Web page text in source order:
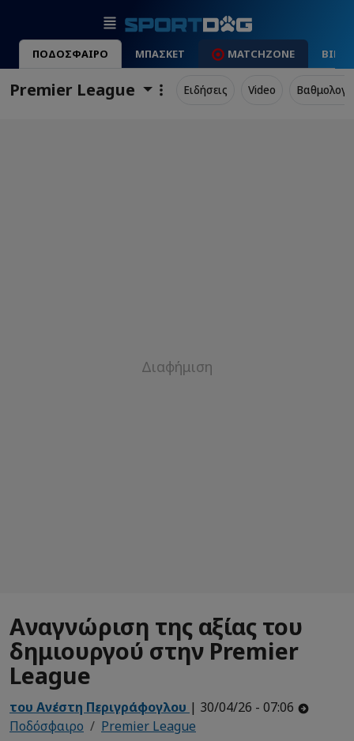
ΠΟΔΟΣΦΑΙΡΟ ΜΠΑΣΚΕΤ MATCHZONE
Premier League Ειδήσεις Video
Αναγνώριση της αξίας του
δημιουργού στην Premier
League
του Ανέστη Περιγράφογλου | 30/04/26 - 07:06
Ποδόσφαιρο
Premier League